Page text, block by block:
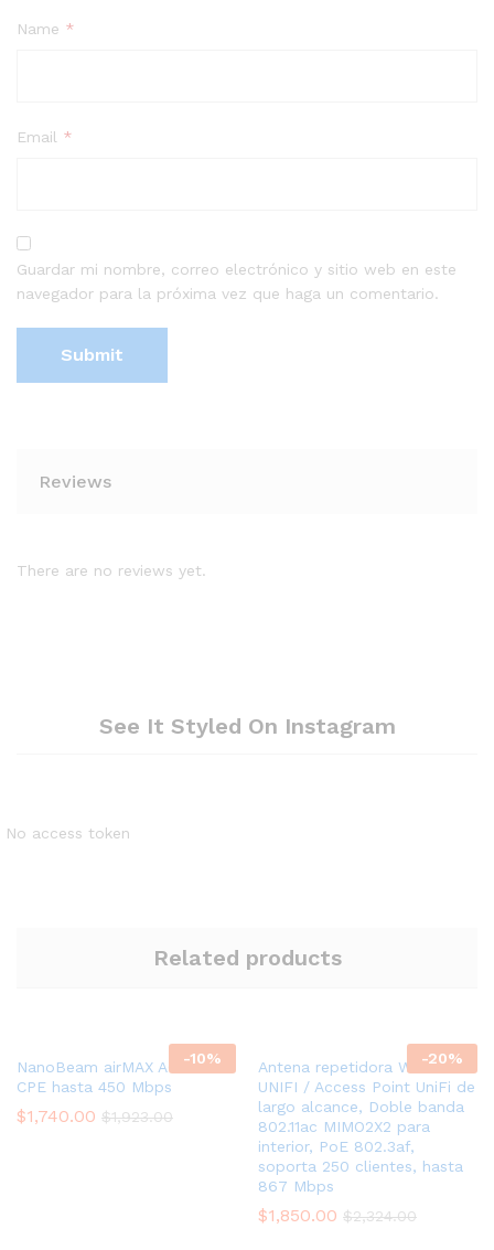
Name *
Email *
Guardar mi nombre, correo electrónico y sitio web en este
navegador para la próxima vez que haga un comentario.
Reviews
There are no reviews yet.
See It Styled On Instagram
No access token
Related products
-10%
NanoBeam airMAX AC GEN2
CPE hasta 450 Mbps
$1,740.00 $1,923.00
-20%
Antena repetidora Wi-Fi
UNIFI / Access Point UniFi de
largo alcance, Doble banda
802.11ac MIMO2X2 para
interior, PoE 802.3af,
soporta 250 clientes, hasta
867 Mbps
$1,850.00 $2,324.00